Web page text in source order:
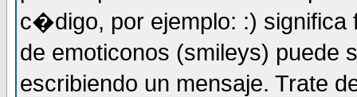
c�digo, por ejemplo: :) significa
de emoticonos (smileys)
escribiendo un mensaje. Trate